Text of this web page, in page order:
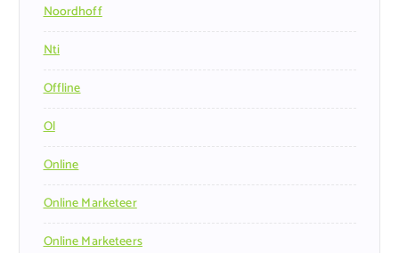
Noordhoff
Nti
Offline
Ol
Online
Online Marketeer
Online Marketeers